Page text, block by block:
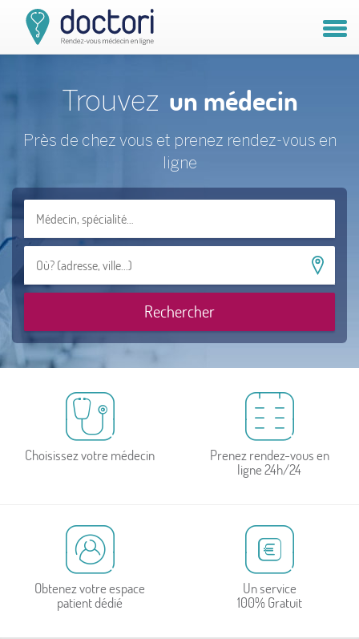
Compte médecin
Vous êtes médecin ?
Trouvez un médecin
Près de chez vous et prenez rendez-vous en
ligne
Rechercher
Choisissez votre médecin
Prenez rendez-vous en
ligne 24h/24
Obtenez votre espace
patient dédié
Un service
100% Gratuit